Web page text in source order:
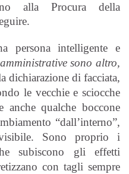
alla Procura della
persona intelligente e
sono altro,
dichiarazione di facciata,
le vecchie e sciocche
anche qualche boccone
“dall’interno”,
Sono proprio i
subiscono gli effetti
con tagli sempre